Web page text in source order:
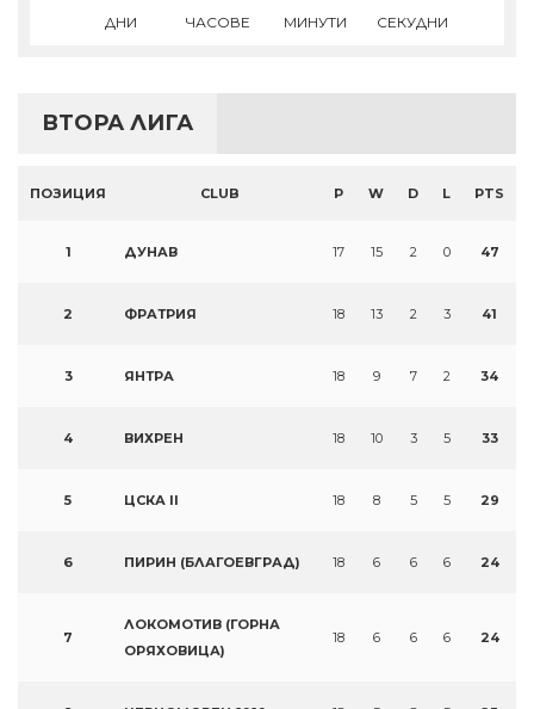
ДНИ ЧАСОВЕ МИНУТИ СЕКУДНИ
ВТОРА ЛИГА
ПОЗИЦИЯ CLUB P W D L PTS
1 ДУНАВ 17 15 2 0 47
2 ФРАТРИЯ 18 13 2 3 41
3 ЯНТРА 18 9 7 2 34
4 ВИХРЕН 18 10 3 5 33
5 ЦСКА II 18 8 5 5 29
6 ПИРИН (БЛАГОЕВГРАД) 18 6 6 6 24
7
ЛОКОМОТИВ (ГОРНА
ОРЯХОВИЦА)
18 6 6 6 24